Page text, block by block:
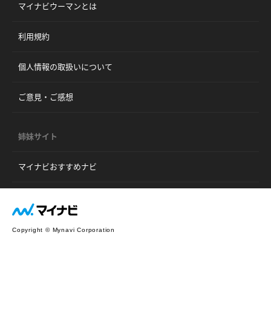
マイナビウーマンとは
利用規約
個人情報の取扱いについて
ご意見・ご感想
姉妹サイト
マイナビおすすめナビ
Copyright © Mynavi Corporation